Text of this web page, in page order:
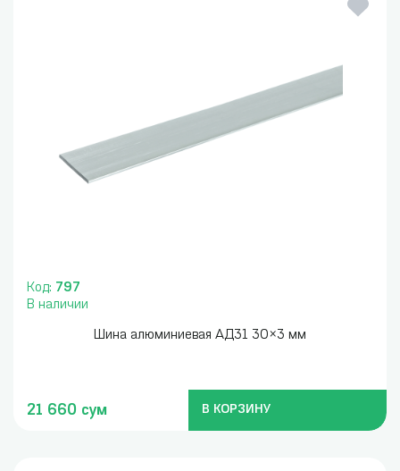
Код: 797
В наличии
Шина алюминиевая АД31 30×3 мм
21 660 сум В КОРЗИНУ